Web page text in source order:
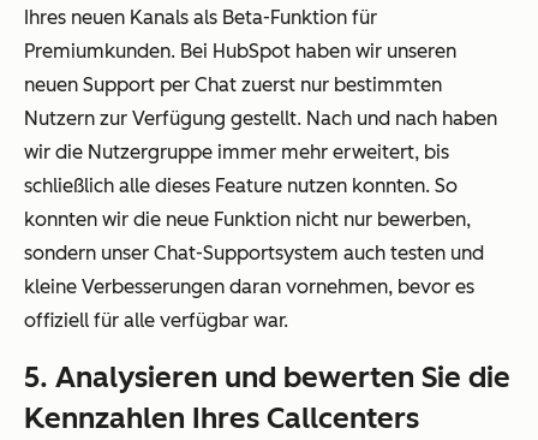
Ihres neuen Kanals als Beta-Funktion für
Premiumkunden. Bei HubSpot haben wir unseren
neuen Support per Chat zuerst nur bestimmten
Nutzern zur Verfügung gestellt. Nach und nach haben
wir die Nutzergruppe immer mehr erweitert, bis
schließlich alle dieses Feature nutzen konnten. So
konnten wir die neue Funktion nicht nur bewerben,
sondern unser Chat-Supportsystem auch testen und
kleine Verbesserungen daran vornehmen, bevor es
offiziell für alle verfügbar war.
5. Analysieren und bewerten Sie die
Kennzahlen Ihres Callcenters